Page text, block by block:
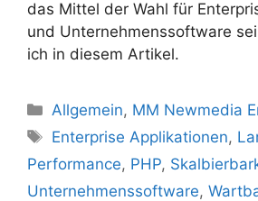
das Mittel der Wahl für
und Unternehmenssoftware
ich in diesem Artikel.
Kategorien
Allgemein, MM Newmedia
Schlagwörter
Enterprise Applikationen,
Performance, PHP,
Unternehmenssoftware,